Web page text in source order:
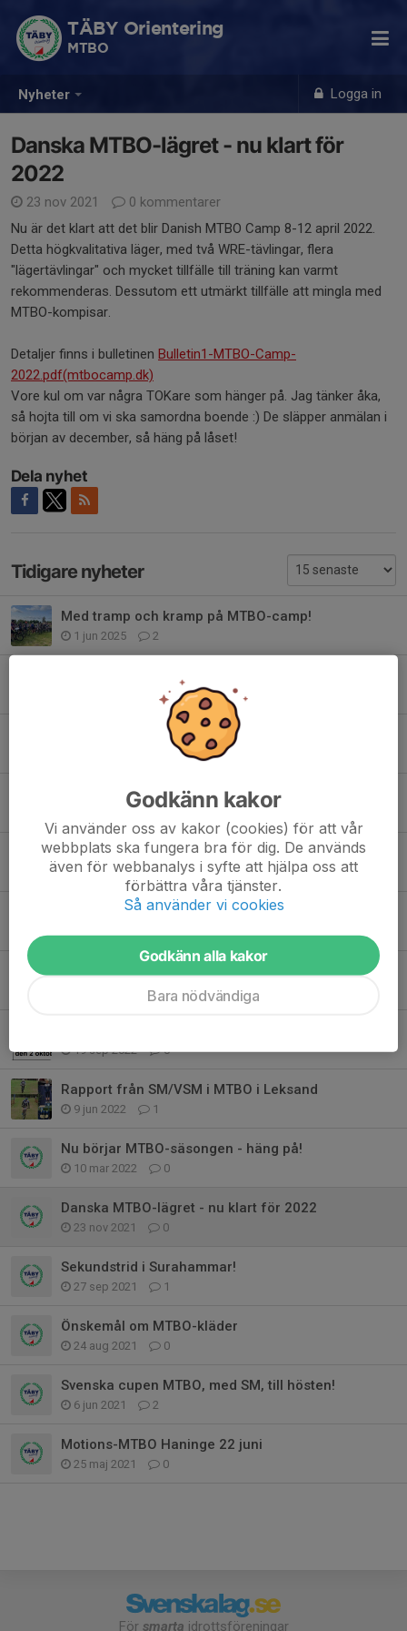
Nyheter Logga in
TÄBY Orientering
MTBO
Danska MTBO-lägret - nu klart för
2022
23 nov 2021
0 kommentarer
Nu är det klart att det blir Danish MTBO Camp 8-12 april 2022.
Detta högkvalitativa läger, med två WRE-tävlingar, flera
"lägertävlingar" och mycket tillfälle till träning kan varmt
rekommenderas. Dessutom ett utmärkt tillfälle att mingla med
MTBO-kompisar.
Detaljer finns i bulletinen Bulletin1-MTBO-Camp-
2022.pdf(mtbocamp.dk)
Vore kul om var några TOKare som hänger på. Jag tänker åka,
så hojta till om vi ska samordna boende :) De släpper anmälan i
början av december, så häng på låset!
Dela nyhet
Tidigare nyheter
Med tramp och kramp på MTBO-camp!
1 jun 2025 2
1
Häng med på MTBO-läger i Danmark 16-20 maj
TOK största klubb på MTBO-avslutning!
Dags att ladda för MTBO!
17 sep 2023 0
Veteran-SM MTBO 2023 i Finspång och Borensberg
0
19 sep 2022 0
Rapport från SM/VSM i MTBO i Leksand
9 jun 2022 1
Nu börjar MTBO-säsongen - häng på!
10 mar 2022 0
Danska MTBO-lägret - nu klart för 2022
23 nov 2021 0
Sekundstrid i Surahammar!
27 sep 2021 1
Önskemål om MTBO-kläder
24 aug 2021 0
Svenska cupen MTBO, med SM, till hösten!
6 jun 2021 2
Motions-MTBO Haninge 22 juni
25 maj 2021 0
För smarta idrottsföreningar
Godkänn kakor
Vi använder oss av kakor (cookies) för att vår
webbplats ska fungera bra för dig. De används
även för webbanalys i syfte att hjälpa oss att
förbättra våra tjänster.
Så använder vi cookies
Godkänn alla kakor
Bara nödvändiga